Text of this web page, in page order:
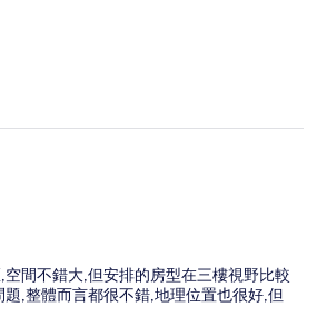
間不錯大,但安排的房型在三樓視野比較
,整體而言都很不錯,地理位置也很好,但